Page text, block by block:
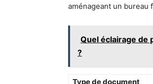
aménageant un bureau
Quel éclairage de
?
Type de document